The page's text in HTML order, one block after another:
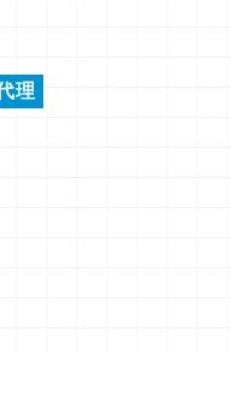
理